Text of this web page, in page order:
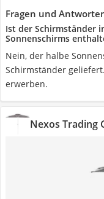
Fragen und
Ist der Schirmständer
Sonnenschirms
Nein, der halbe
Schirmständer
erwerben.
Nexos Trading